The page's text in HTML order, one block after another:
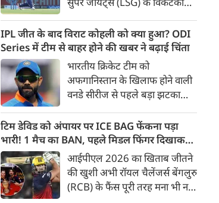
पुरानी फ़्रैंचाइजी दिल्ली कैपिटल्स
(DC) को वापस भेजने और बदले में
भारत के स्पिनर कुलदीप यादव को
अपनी टीम में शामिल करने की तैयारी
पूरी हो गई है। ट्रेड के तहत रवींद्र
जाडेजा के बाद पंत दूसरे बड़े खिलाड़ी
होंगे जिनकी सैलरी कम होगी।
IPL जीत के बाद विराट कोहली को क्या हुआ? ODI
Series में टीम से बाहर होने की खबर ने बढ़ाई चिंता
भारतीय क्रिकेट टीम को
अफगानिस्तान के खिलाफ होने वाली
वनडे सीरीज से पहले बड़ा झटका
स्टार बल्लेबाज विराट कोहली
हैमस्ट्रिंग चोट के चलते पूरी सीरीज से
बाहर हो गए हैं। यह सीरीज 13 जून
से धर्मशाला में शुरू होने जा रही है,
लेकिन उससे पहले कोहली की
अनुपस्थिति ने टीम मैनेजमेंट की
टिम डेविड को अंपायर पर ICE BAG फेंकना पड़ा
भारी! 1 मैच का BAN, पहले मिडल फिंगर दिखाकर
भी फंसे थे
आईपीएल 2026 का खिताब जीतने
की खुशी अभी रॉयल चैलेंजर्स बेंगलुरु
(RCB) के फैंस पूरी तरह मना भी नहीं